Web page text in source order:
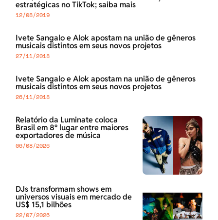
estratégicas no TikTok; saiba mais
12/08/2019
Ivete Sangalo e Alok apostam na união de gêneros
musicais distintos em seus novos projetos
27/11/2018
Ivete Sangalo e Alok apostam na união de gêneros
musicais distintos em seus novos projetos
26/11/2018
Relatório da Luminate coloca
Brasil em 8º lugar entre maiores
exportadores de música
06/08/2026
DJs transformam shows em
universos visuais em mercado de
US$ 15,1 bilhões
22/07/2026